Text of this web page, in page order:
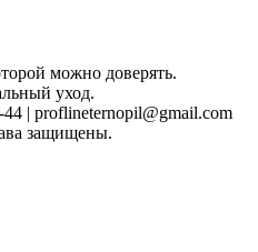
можно доверять.
уход.
| proflineternopil@gmail.com
защищены.